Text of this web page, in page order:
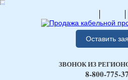
Оставить
ЗВОНОК ИЗ
8-800-775-